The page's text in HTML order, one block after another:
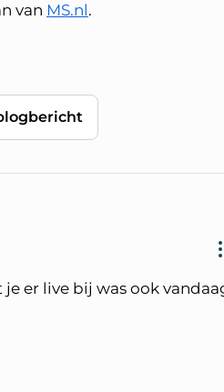
van MS.nl.
er live bij was ook